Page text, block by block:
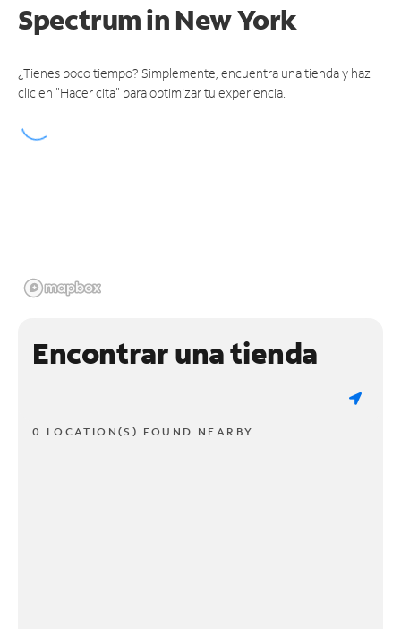
Spectrumin New York
¿Tienes poco tiempo? Simplemente, encuentra una tienda y haz
clic en "Hacer cita" para optimizar tu experiencia.
Encontrar una tienda
0 LOCATION(S) FOUND NEARBY